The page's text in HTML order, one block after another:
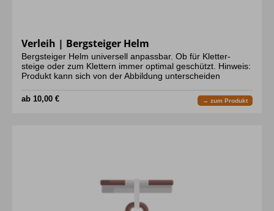
Verleih | Bergsteiger Helm
Bergsteiger Helm universell anpassbar. Ob für Kletter-
steige oder zum Klettern immer optimal geschützt. Hinweis:
Produkt kann sich von der Abbildung unterscheiden
ab 10,00 € → zum Produkt